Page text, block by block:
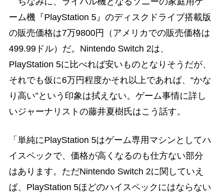
ーム機『PlayStation 5』のディスクドライブ搭載版
の販売価格は7万9800円（アメリカでの販売価格は
499.99ドル）だ。Nintendo Switch 2は、
PlayStation 5に比べれば安いものとなりそうだが、
それでも仮に6万円程度かそれ以上であれば、“かな
り高い”という印象は拭えない。ゲーム事情に詳し
いジャーナリストの藤井夏樹氏はこう話す。
「単純にPlayStation 5はゲーム専用マシンとしてハ
イスペックで、価格が高くなるのも仕方ない部分
はあります。ただNintendo Switch 2に関していえ
ば、PlayStation 5ほどのハイスペックにはならない